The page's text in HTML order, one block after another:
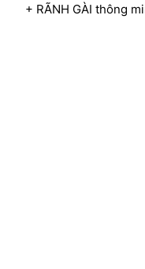
+ RÃNH GÀI thông